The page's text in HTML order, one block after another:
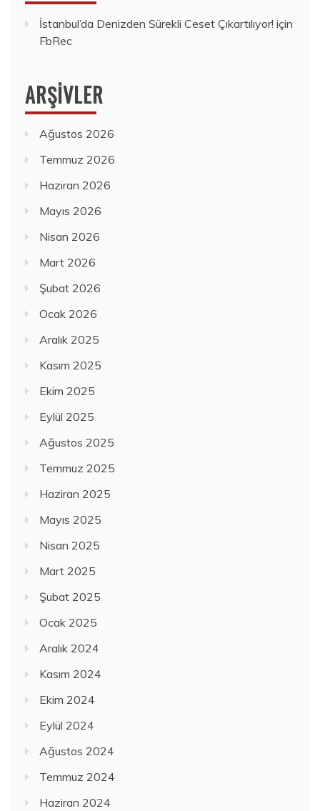
İstanbul’da Denizden Sürekli Ceset Çıkartılıyor! için
FbRec
ARŞIVLER
Ağustos 2026
Temmuz 2026
Haziran 2026
Mayıs 2026
Nisan 2026
Mart 2026
Şubat 2026
Ocak 2026
Aralık 2025
Kasım 2025
Ekim 2025
Eylül 2025
Ağustos 2025
Temmuz 2025
Haziran 2025
Mayıs 2025
Nisan 2025
Mart 2025
Şubat 2025
Ocak 2025
Aralık 2024
Kasım 2024
Ekim 2024
Eylül 2024
Ağustos 2024
Temmuz 2024
Haziran 2024